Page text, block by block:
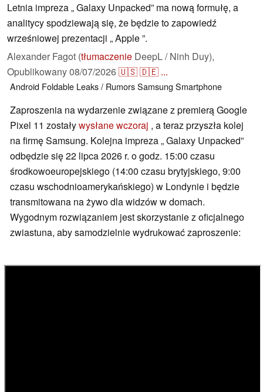
Letnia impreza „ Galaxy Unpacked” ma nową formułę, a
analitycy spodziewają się, że będzie to zapowiedź
wrześniowej prezentacji „ Apple ”.
Alexander Fagot (tłumaczenie DeepL / Ninh Duy),
Opublikowany08/07/2026🇺🇸🇩🇪 ...
Android Foldable Leaks / RumorsSamsung Smartphone
Zaproszenia na wydarzenie związane z premierą Google
Pixel 11 zostaływysłane wczoraj , a teraz przyszła kolej
na firmę Samsung. Kolejna impreza „ Galaxy Unpacked”
odbędzie się 22 lipca 2026 r. o godz. 15:00 czasu
środkowoeuropejskiego (14:00 czasu brytyjskiego, 9:00
czasu wschodnioamerykańskiego) w Londynie i będzie
transmitowana na żywo dla widzów w domach.
Wygodnym rozwiązaniem jest skorzystanie z oficjalnego
zwiastuna, aby samodzielnie wydrukować zaproszenie: